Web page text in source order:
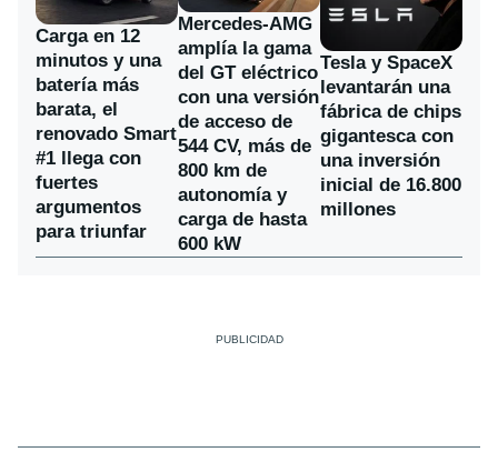
Carga en 12
minutos y una
batería más
barata, el
renovado Smart
#1 llega con
fuertes
argumentos
para triunfar
Mercedes-AMG
amplía la gama
del GT eléctrico
con una versión
de acceso de
544 CV, más de
800 km de
autonomía y
carga de hasta
600 kW
Tesla y SpaceX
levantarán una
fábrica de chips
gigantesca con
una inversión
inicial de 16.800
millones